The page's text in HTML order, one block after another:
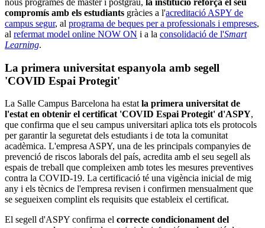
compromís amb els estudiants gràcies a l'acreditació ASPY de
campus segur, al programa de beques per a professionals i empreses,
al refermat model online NOW ON i a la consolidació de l'Smart
Learning.
La primera universitat espanyola amb segell
'COVID Espai Protegit'
La Salle Campus Barcelona ha estat la primera universitat de
l'estat en obtenir el certificat 'COVID Espai Protegit' d'ASPY,
que confirma que el seu campus universitari aplica tots els protocols
per garantir la seguretat dels estudiants i de tota la comunitat
acadèmica. L'empresa ASPY, una de les principals companyies de
prevenció de riscos laborals del país, acredita amb el seu segell als
espais de treball que compleixen amb totes les mesures preventives
contra la COVID-19. La certificació té una vigència inicial de mig
any i els tècnics de l'empresa revisen i confirmen mensualment que
se segueixen complint els requisits que estableix el certificat.
El segell d'ASPY confirma el correcte condicionament del